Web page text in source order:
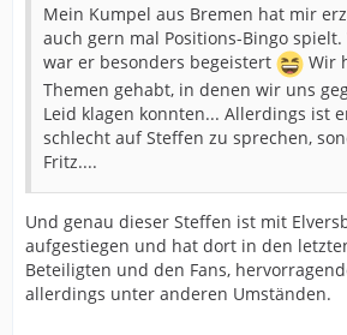
Mein Kumpel aus Bremen hat mir
auch gern mal Positions-Bingo spielt.
war er besonders begeistert
Wir
Themen gehabt, in denen wir uns
Leid klagen konnten... Allerdings ist
schlecht auf Steffen zu sprechen,
Fritz....
Und genau dieser Steffen ist mit
aufgestiegen und hat dort in den
Beteiligten und den Fans,
allerdings unter anderen Umständen.